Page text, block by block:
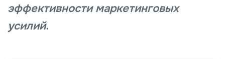
эффективности маркетинговых
усилий.